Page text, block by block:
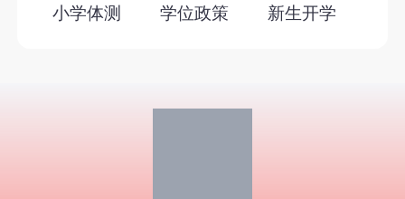
小学体测 学位政策 新生开学